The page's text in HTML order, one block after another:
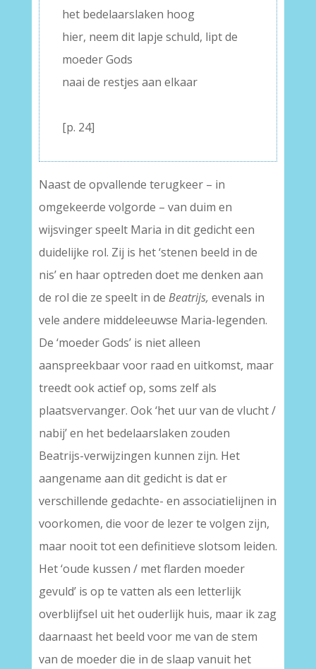
het bedelaarslaken hoog
hier, neem dit lapje schuld, lipt de
moeder Gods
naai de restjes aan elkaar
[p. 24]
Naast de opvallende terugkeer – in
omgekeerde volgorde – van duim en
wijsvinger speelt Maria in dit gedicht een
duidelijke rol. Zij is het ‘stenen beeld in de
nis’ en haar optreden doet me denken aan
de rol die ze speelt in de Beatrijs, evenals in
vele andere middeleeuwse Maria-legenden.
De ‘moeder Gods’ is niet alleen
aanspreekbaar voor raad en uitkomst, maar
treedt ook actief op, soms zelf als
plaatsvervanger. Ook ‘het uur van de vlucht /
nabij’ en het bedelaarslaken zouden
Beatrijs-verwijzingen kunnen zijn. Het
aangename aan dit gedicht is dat er
verschillende gedachte- en associatielijnen in
voorkomen, die voor de lezer te volgen zijn,
maar nooit tot een definitieve slotsom leiden.
Het ‘oude kussen / met flarden moeder
gevuld’ is op te vatten als een letterlijk
overblijfsel uit het ouderlijk huis, maar ik zag
daarnaast het beeld voor me van de stem
van de moeder die in de slaap vanuit het